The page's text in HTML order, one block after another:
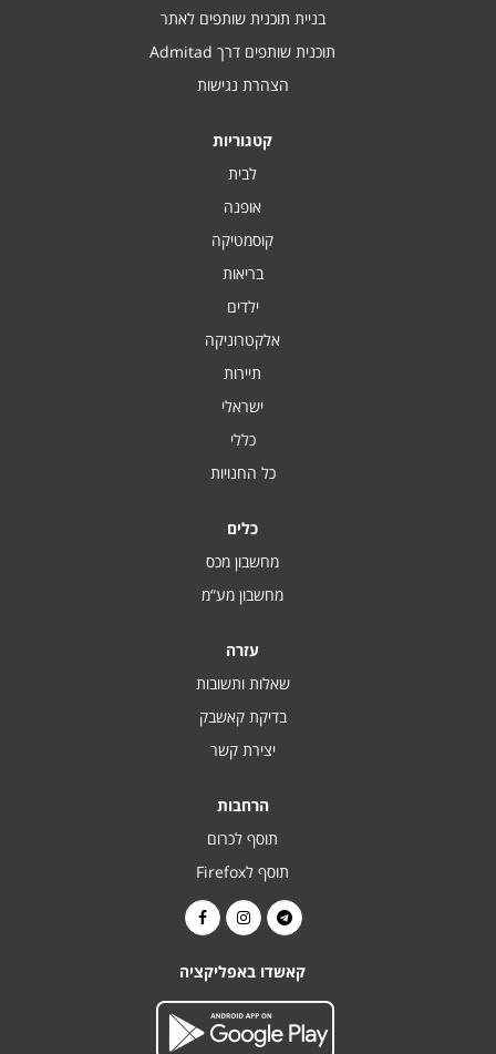
בניית תוכנית שותפים לאתר
תוכנית שותפים דרך Admitad
הצהרת נגישות
קטגוריות
לבית
אופנה
קוסמטיקה
בריאות
ילדים
אלקטרוניקה
תיירות
ישראלי
כללי
כל החנויות
כלים
מחשבון מכס
מחשבון מע“מ
עזרה
שאלות ותשובות
בדיקת קאשבק
יצירת קשר
הרחבות
תוסף לכרום
תוסף לFirefox
קאשדו באפליקציה